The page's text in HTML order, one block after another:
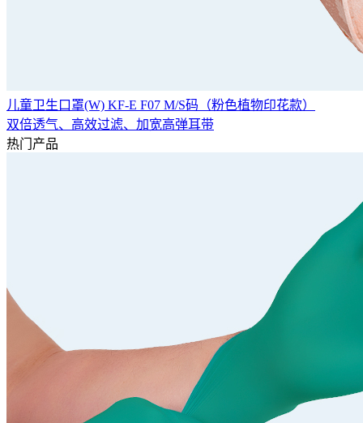
儿童卫生口罩(W) KF-E F07 M/S码（粉色植物印花款）
双倍透气、高效过滤、加宽高弹耳带
热门产品